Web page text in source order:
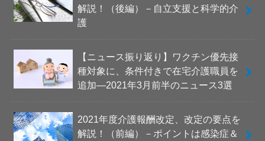
解説！（後編）－自立支援と科学的介
護
【ニュース振り返り】ワクチン優先接
種対象に、条件付きで在宅介護職員を
追加―2021年3月前半のニュース3選
2021年度介護報酬改定、改定の要点を
解説！（前編）－ポイントは感染症＆